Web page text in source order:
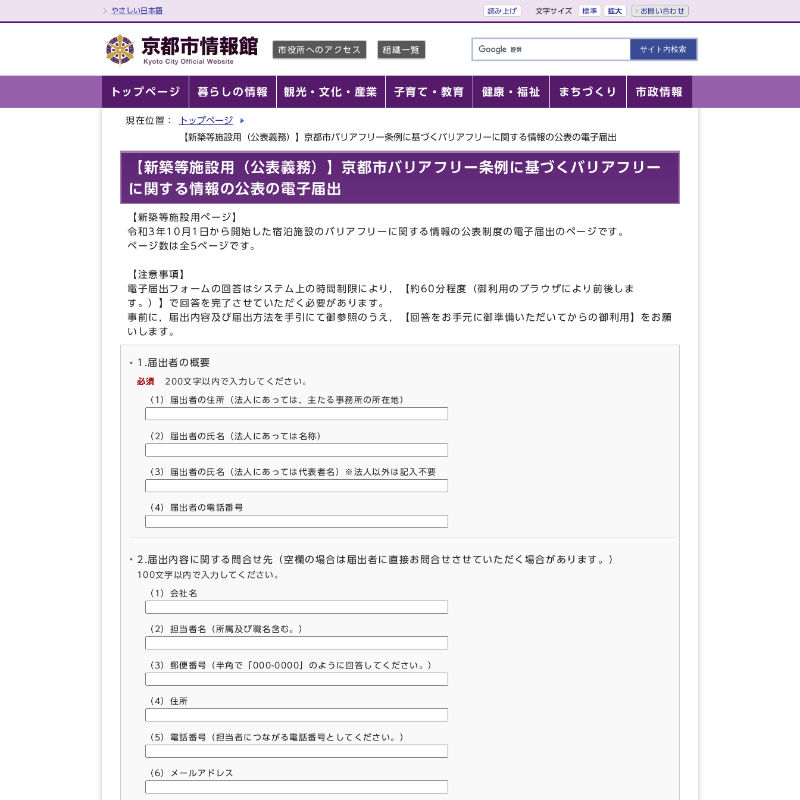
やさしい日本語 読み上げ 文字サイズ 標準 拡大 お問い合わせ
市役所へのアクセス 組織一覧
トップページ 暮らしの情報 観光・文化・産業 子育て・教育 健康・福祉 まちづくり 市政情報
現在位置：
トップページ
【新築等施設用（公表義務）】京都市バリアフリー条例に基づくバリアフリーに関する情報の公表の電子届出
【新築等施設用（公表義務）】京都市バリアフリー条例に基づくバリアフリー
に関する情報の公表の電子届出
【新築等施設用ページ】
令和3年10月1日から開始した宿泊施設のバリアフリーに関する情報の公表制度の電子届出のページです。
ページ数は全5ページです。
【注意事項】
電子届出フォームの回答はシステム上の時間制限により，【約60分程度（御利用のブラウザにより前後しま
す。）】で回答を完了させていただく必要があります。
事前に，届出内容及び届出方法を手引にて御参照のうえ，【回答をお手元に御準備いただいてからの御利用】をお願
いします。
1.届出者の概要
必須 200文字以内で入力してください。
（1）届出者の住所（法人にあっては，主たる事務所の所在地）
（2）届出者の氏名（法人にあっては名称）
（3）届出者の氏名（法人にあっては代表者名）※法人以外は記入不要
（4）届出者の電話番号
2.届出内容に関する問合せ先（空欄の場合は届出者に直接お問合せさせていただく場合があります。）
100文字以内で入力してください。
（1）会社名
（2）担当者名（所属及び職名含む。）
（3）郵便番号（半角で「000-0000」のように回答してください。）
（4）住所
（5）電話番号（担当者につながる電話番号としてください。）
（6）メールアドレス